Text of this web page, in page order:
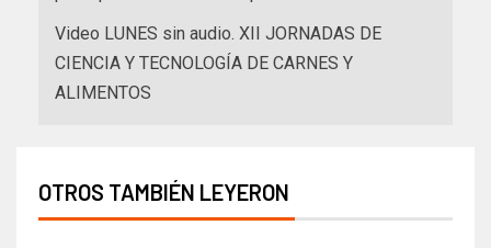
Video LUNES sin audio. XII JORNADAS DE
CIENCIA Y TECNOLOGÍA DE CARNES Y
ALIMENTOS
OTROS TAMBIÉN LEYERON